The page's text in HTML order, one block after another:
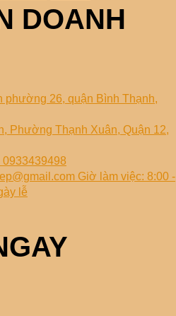
DOANH
phường 26, quận Bình Thạnh,
Phường Thạnh Xuân, Quận 12,
0933439498
Giờ làm việc: 8:00 -
lễ